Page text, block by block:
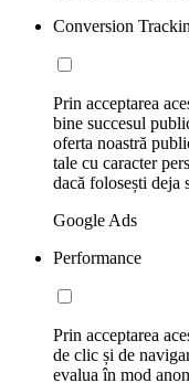
Conversion
Prin acceptarea
bine succesul
oferta noastră
tale cu caracter
dacă folosești deja
Google Ads
Performance
Prin acceptarea
de clic și de
evalua în mod